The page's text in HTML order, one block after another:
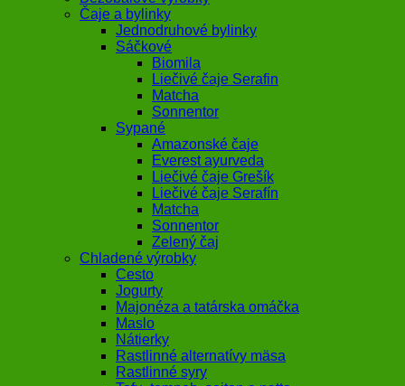
Čaje a bylinky
Jednodruhové bylinky
Sáčkové
Biomila
Liečivé čaje Serafin
Matcha
Sonnentor
Sypané
Amazonské čaje
Everest ayurveda
Liečivé čaje Grešík
Liečivé čaje Serafín
Matcha
Sonnentor
Zelený čaj
Chladené výrobky
Cesto
Jogurty
Majonéza a tatárska omáčka
Maslo
Nátierky
Rastlinné alternatívy mäsa
Rastlinné syry